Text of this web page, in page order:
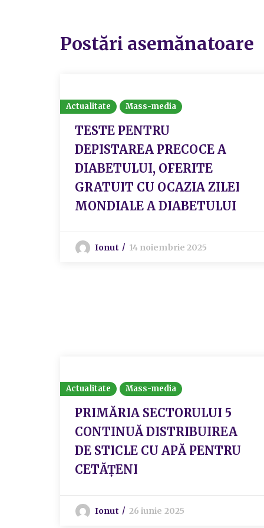
Postări asemănatoare
Actualitate Mass-media
TESTE PENTRU
DEPISTAREA PRECOCE A
DIABETULUI, OFERITE
GRATUIT CU OCAZIA ZILEI
MONDIALE A DIABETULUI
Ionut 14 noiembrie 2025
Actualitate Mass-media
PRIMĂRIA SECTORULUI 5
CONTINUĂ DISTRIBUIREA
DE STICLE CU APĂ PENTRU
CETĂȚENI
Ionut 26 iunie 2025